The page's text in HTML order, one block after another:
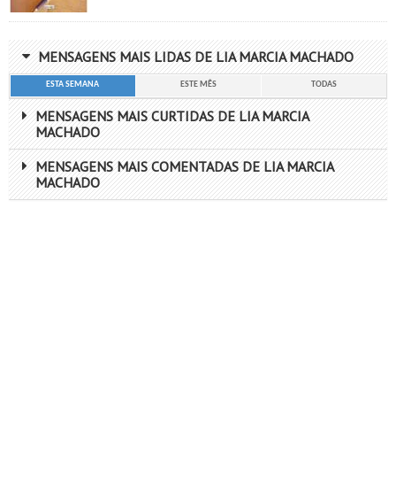
MENSAGENS MAIS LIDAS DE LIA MARCIA MACHADO
ESTA SEMANA ESTE MÊS TODAS
MENSAGENS MAIS CURTIDAS DE LIA MARCIA
MACHADO
MENSAGENS MAIS COMENTADAS DE LIA MARCIA
MACHADO